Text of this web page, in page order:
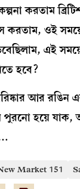
করতাম
করতাম, ওই
এই
হবে?
আর রঙিন
পুরনো হয়ে যাক,
Market 151